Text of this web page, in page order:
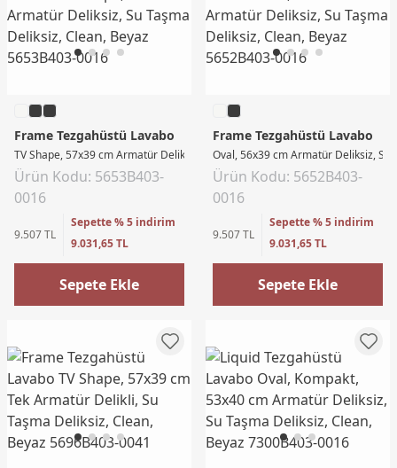
Frame Tezgahüstü Lavabo
TV Shape, 57x39 cm Armatür Deliksiz, Su Taşma Deliksiz, Clean, Beyaz
Ürün Kodu: 5653B403-
0016
9.507 TL
Sepette % 5 indirim
9.031,65 TL
Sepete Ekle
Frame Tezgahüstü Lavabo
Oval, 56x39 cm Armatür Deliksiz, Su
Ürün Kodu: 5652B403-
0016
9.507 TL
Sepette % 5 indirim
9.031,65 TL
Sepete Ekle